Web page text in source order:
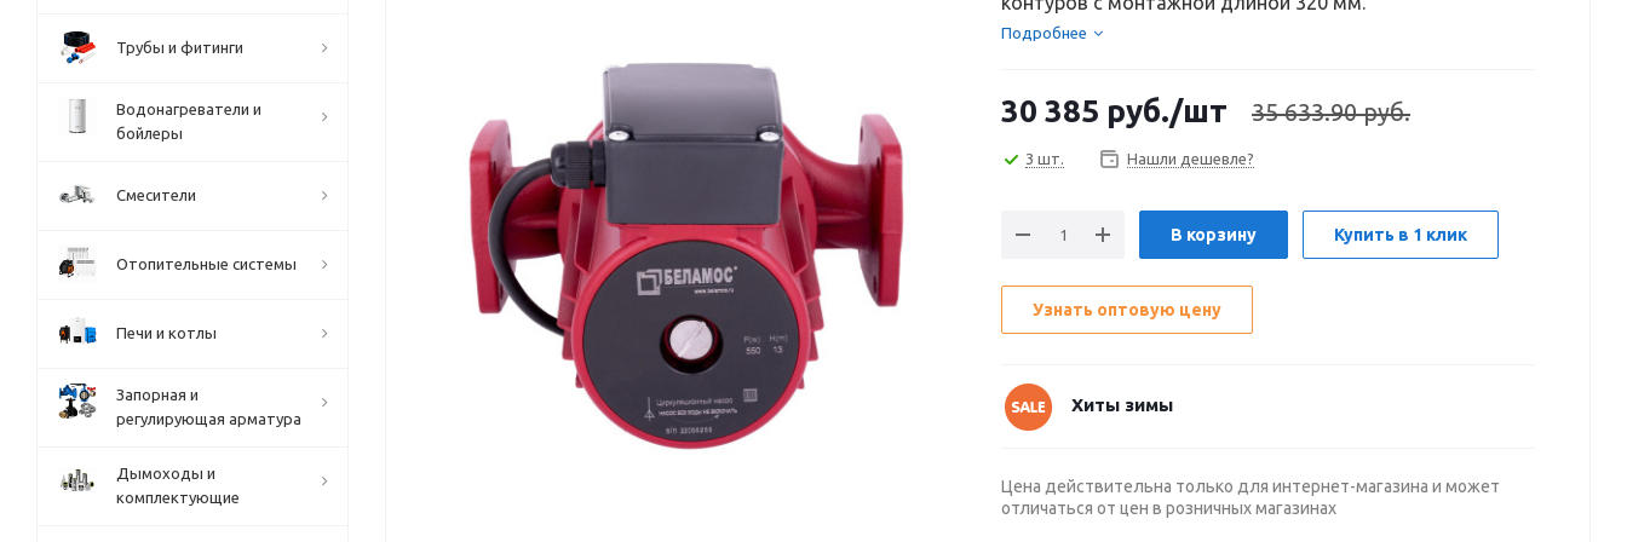
Подробнее
30 385 руб./шт 35 633.90 руб.
3 шт. Нашли дешевле?
В корзину Купить в 1 клик
Узнать оптовую цену
Хиты зимы
Цена действительна только для интернет-магазина и может
отличаться от цен в розничных магазинах
Трубы и фитинги
Водонагреватели и
бойлеры
Смесители
Отопительные системы
Печи и котлы
Запорная и
регулирующая арматура
Дымоходы и
комплектующие